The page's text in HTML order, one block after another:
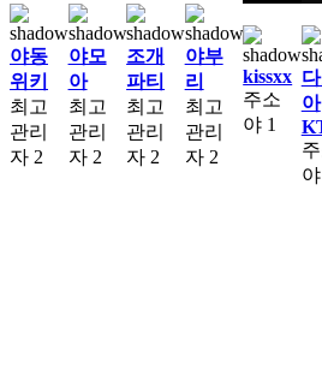
야동
위키
최고
관리
자 2
야모
아
최고
관리
자 2
조개
파티
최고
관리
자 2
야부
리
최고
관리
자 2
kissxx
주소
야 1
아
야